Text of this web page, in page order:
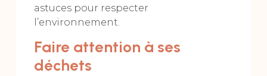
astuces pour respecter
l’environnement.
Faire attention à ses
déchets